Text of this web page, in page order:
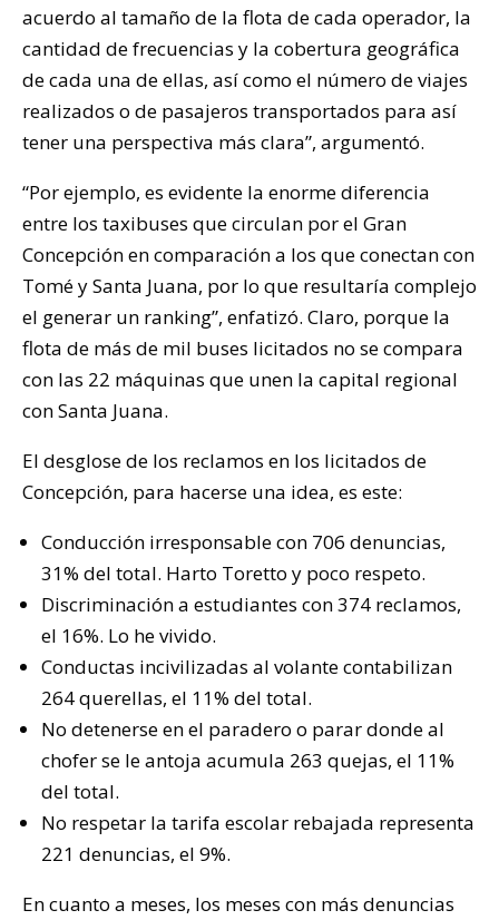
acuerdo al tamaño de la flota de cada operador, la
cantidad de frecuencias y la cobertura geográfica
de cada una de ellas, así como el número de viajes
realizados o de pasajeros transportados para así
tener una perspectiva más clara”, argumentó.
“Por ejemplo, es evidente la enorme diferencia
entre los taxibuses que circulan por el Gran
Concepción en comparación a los que conectan con
Tomé y Santa Juana, por lo que resultaría complejo
el generar un ranking”, enfatizó. Claro, porque la
flota de más de mil buses licitados no se compara
con las 22 máquinas que unen la capital regional
con Santa Juana.
El desglose de los reclamos en los licitados de
Concepción, para hacerse una idea, es este:
Conducción irresponsable con 706 denuncias,
31% del total. Harto Toretto y poco respeto.
Discriminación a estudiantes con 374 reclamos,
el 16%. Lo he vivido.
Conductas incivilizadas al volante contabilizan
264 querellas, el 11% del total.
No detenerse en el paradero o parar donde al
chofer se le antoja acumula 263 quejas, el 11%
del total.
No respetar la tarifa escolar rebajada representa
221 denuncias, el 9%.
En cuanto a meses, los meses con más denuncias